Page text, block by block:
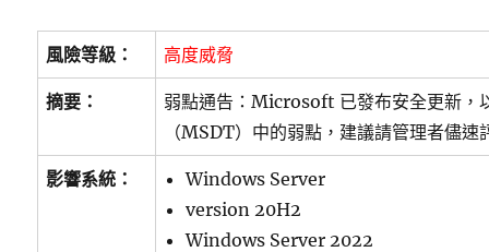
風險等級： 高度威脅
摘要：
弱點通告：Microsoft 已發布安全更新，
（MSDT）中的弱點，建議請管理者儘速
影響系統：
Windows Server
version 20H2
Windows Server 2022